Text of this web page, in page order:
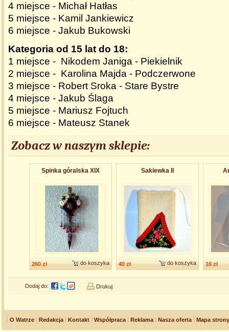
4 miejsce - Michał Hatłas
5 miejsce - Kamil Jankiewicz
6 miejsce - Jakub Bukowski
Kategoria od 15 lat do 18:
1 miejsce - Nikodem Janiga - Piekielnik
2 miejsce - Karolina Majda - Podczerwone
3 miejsce - Robert Sroka - Stare Bystre
4 miejsce - Jakub Ślaga
5 miejsce - Mariusz Fojtuch
6 miejsce - Mateusz Stanek
Zobacz w naszym sklepie:
Spinka góralska XIX
260 zł do koszyka
Sakiewka II
40 zł do koszyka 16 zł
Dodaj do: Drukuj
O Watrze Redakcja Kontakt Współpraca Reklama Nasza oferta Mapa strony